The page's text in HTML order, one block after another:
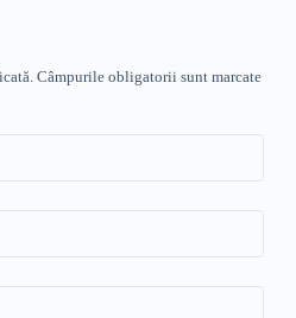
Câmpurile obligatorii sunt marcate